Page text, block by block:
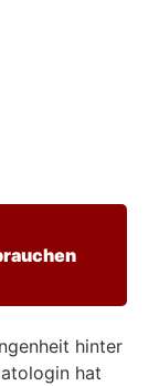
hinter
hat